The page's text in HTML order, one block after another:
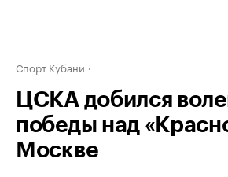
Спорт Кубани
ЦСКА добился
победы над
Москве